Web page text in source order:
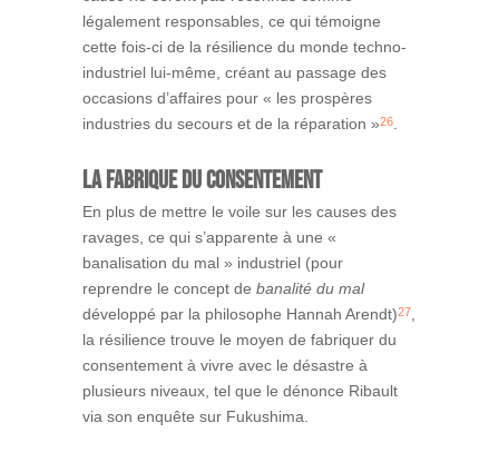
légalement responsables, ce qui témoigne
cette fois-ci de la résilience du monde techno-
industriel lui-même, créant au passage des
occasions d’affaires pour « les prospères
industries du secours et de la réparation »26
La fabrique du consentement
En plus de mettre le voile sur les causes des
ravages, ce qui s’apparente à une «
banalisation du mal » industriel (pour
reprendre le concept de banalité du mal
développé par la philosophe Hannah Arendt)27
la résilience trouve le moyen de fabriquer du
consentement à vivre avec le désastre à
plusieurs niveaux, tel que le dénonce Ribault
via son enquête sur Fukushima.